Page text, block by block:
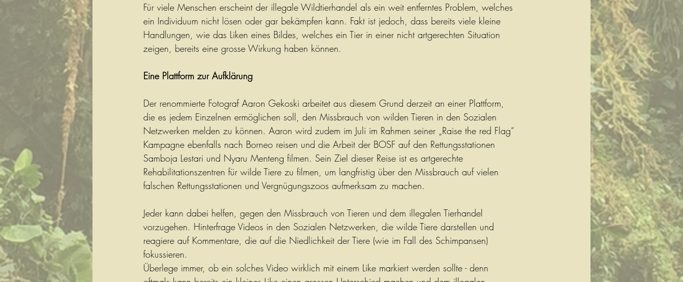
Für viele Menschen erscheint der illegale Wildtierhandel als ein weit entferntes Problem, welches
ein Individuum nicht lösen oder gar bekämpfen kann. Fakt ist jedoch, dass bereits viele kleine
Handlungen, wie das Liken eines Bildes, welches ein Tier in einer nicht artgerechten Situation
zeigen, bereits eine grosse Wirkung haben können.
Eine Plattform zur Aufklärung
Der renommierte Fotograf Aaron Gekoski arbeitet aus diesem Grund derzeit an einer Plattform,
die es jedem Einzelnen ermöglichen soll, den Missbrauch von wilden Tieren in den Sozialen
Netzwerken melden zu können. Aaron wird zudem im Juli im Rahmen seiner „Raise the red Flag“
Kampagne ebenfalls nach Borneo reisen und die Arbeit der BOSF auf den Rettungsstationen
Samboja Lestari und Nyaru Menteng filmen. Sein Ziel dieser Reise ist es artgerechte
Rehabilitationszentren für wilde Tiere zu filmen, um langfristig über den Missbrauch auf vielen
falschen Rettungsstationen und Vergnügungszoos aufmerksam zu machen.
Jeder kann dabei helfen, gegen den Missbrauch von Tieren und dem illegalen Tierhandel
vorzugehen. Hinterfrage Videos in den Sozialen Netzwerken, die wilde Tiere darstellen und
reagiere auf Kommentare, die auf die Niedlichkeit der Tiere (wie im Fall des Schimpansen)
fokussieren.
Überlege immer, ob ein solches Video wirklich mit einem Like markiert werden sollte - denn